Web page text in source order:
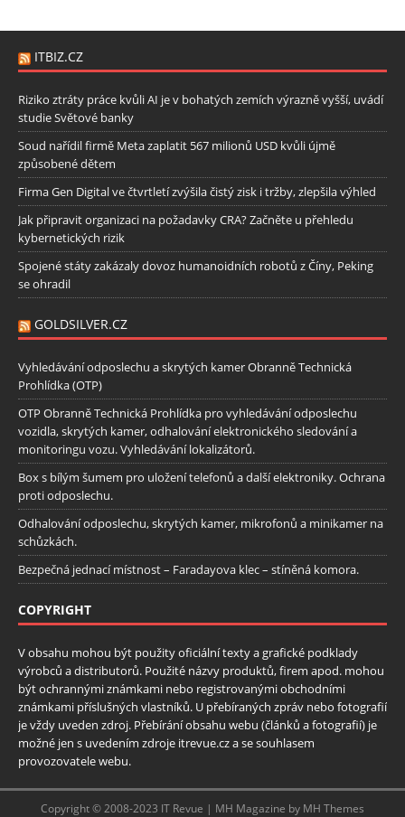
ITBIZ.CZ
Riziko ztráty práce kvůli AI je v bohatých zemích výrazně vyšší, uvádí
studie Světové banky
Soud nařídil firmě Meta zaplatit 567 milionů USD kvůli újmě
způsobené dětem
Firma Gen Digital ve čtvrtletí zvýšila čistý zisk i tržby, zlepšila výhled
Jak připravit organizaci na požadavky CRA? Začněte u přehledu
kybernetických rizik
Spojené státy zakázaly dovoz humanoidních robotů z Číny, Peking
se ohradil
GOLDSILVER.CZ
Vyhledávání odposlechu a skrytých kamer Obranně Technická
Prohlídka (OTP)
OTP Obranně Technická Prohlídka pro vyhledávání odposlechu
vozidla, skrytých kamer, odhalování elektronického sledování a
monitoringu vozu. Vyhledávání lokalizátorů.
Box s bílým šumem pro uložení telefonů a další elektroniky. Ochrana
proti odposlechu.
Odhalování odposlechu, skrytých kamer, mikrofonů a minikamer na
schůzkách.
Bezpečná jednací místnost – Faradayova klec – stíněná komora.
COPYRIGHT
V obsahu mohou být použity oficiální texty a grafické podklady
výrobců a distributorů. Použité názvy produktů, firem apod. mohou
být ochrannými známkami nebo registrovanými obchodními
známkami příslušných vlastníků. U přebíraných zpráv nebo fotografií
je vždy uveden zdroj. Přebírání obsahu webu (článků a fotografií) je
možné jen s uvedením zdroje itrevue.cz a se souhlasem
provozovatele webu.
Copyright © 2008-2023 IT Revue | MH Magazine by MH Themes